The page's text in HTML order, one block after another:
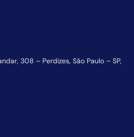
308 – Perdizes, São Paulo – SP,